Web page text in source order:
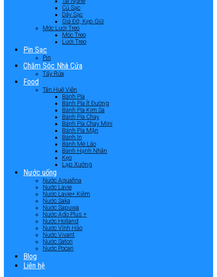
Củ Sạc
Dây Sạc
Giá Đỡ, Kẹp Giữ
Móc Lưới Treo
Móc Treo
Lưới Treo
Pin Sạc
Pin
Chăm Sóc Nhà Cửa
Tẩy Rửa
Food
Tân Huê Viên
Bánh Pía
Bánh Pía Ít Đường
Bánh Pía Kim Sa
Bánh Pía Chay
Bánh Pía Chay Mini
Bánh Pía Mặn
Bánh In
Bánh Mè Láo
Bánh Hạnh Nhân
Kẹo
Lạp Xưởng
Nước uống
Nước Aquafina
Nước Lavie
Nước Lavie+ Kiềm
Nước Saka
Nước Sapuwa
Nước Ado Plus +
Nước Holland
Nước Vĩnh Hảo
Nước Vivant
Nước Satori
Nước Pocari
Blog
Liên hệ